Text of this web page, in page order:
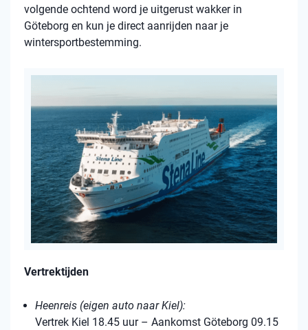
volgende ochtend word je uitgerust wakker in
Göteborg en kun je direct aanrijden naar je
wintersportbestemming.
Vertrektijden
Heenreis (eigen auto naar Kiel):
Vertrek Kiel 18.45 uur – Aankomst Göteborg 09.15